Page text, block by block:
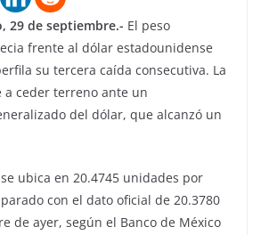
29 de septiembre.- El peso
frente al dólar estadounidense
su tercera caída consecutiva. La
a ceder terreno ante un
del dólar, que alcanzó un
ubica en 20.4745 unidades por
con el dato oficial de 20.3780
de ayer, según el Banco de México